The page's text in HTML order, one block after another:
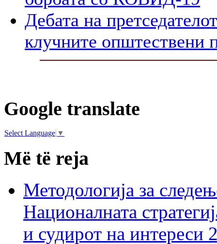
Дебата на
клучните општествени
Google translate
Select Language ▼
Më të reja
Методологија за
Националната
и судирот на интереси